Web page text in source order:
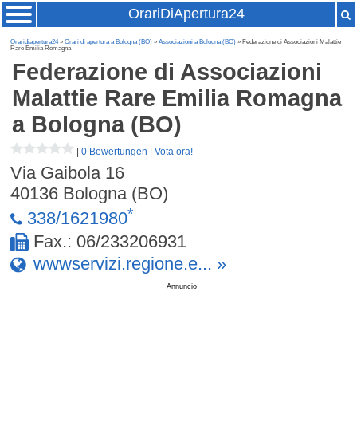
OrariDiApertura24
Oraridiapertura24»Orari di apertura a Bologna (BO) »Associazioni a Bologna (BO) » Federazione di Associazioni Malattie
Rare Emilia Romagna
Federazione di Associazioni
Malattie Rare Emilia Romagna
a Bologna (BO)
|0 Bewertungen |Vota ora!
Via Gaibola 16
40136 Bologna (BO)
338/1621980*
Fax.: 06/233206931
wwwservizi.regione.e... »
Annuncio